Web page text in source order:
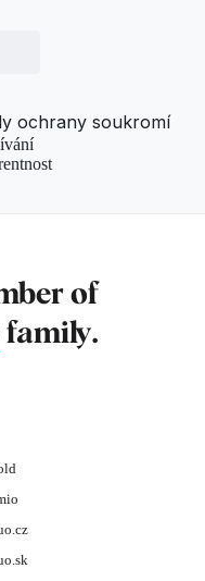
ochrany soukromí
of
family.